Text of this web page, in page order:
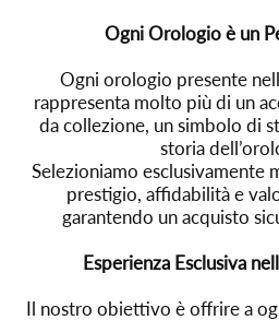
Ogni Orologio è un
Ogni orologio presente
rappresenta molto più di un
da collezione, un simbolo di
storia
Selezioniamo esclusivamente
prestigio, affidabilità e
garantendo un acquisto
Esperienza Esclusiva
Il nostro obiettivo è offrire a